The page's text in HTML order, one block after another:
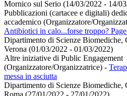
Mornico sul Serio (14/03/2022 - 14/
Pubblicazioni (cartacee e digitali)
accademico (Organizzatore/
Antibiotici in calo...forse troppo?
Dipartimento di Scienze Biomediche,
Verona (01/03/2022 - 01/03/2022)
Altre iniziative di Public Engagement
(Organizzatore/Organizzatrice) -
messa in asciutta
Dipartimento di Scienze Biomediche,